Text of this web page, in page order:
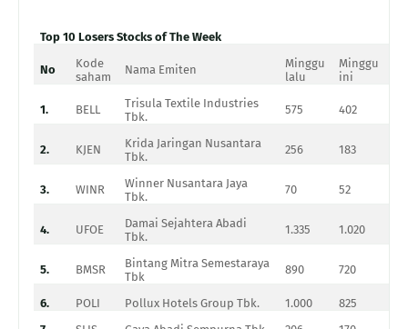
Top 10 Losers Stocks of The Week
No
Kode
saham
Nama Emiten
Minggu
lalu
Minggu
ini
1. BELL
Trisula Textile Industries
Tbk.
575 402
2. KJEN
Krida Jaringan Nusantara
Tbk.
256 183
3. WINR
Winner Nusantara Jaya
Tbk.
70 52
4. UFOE
Damai Sejahtera Abadi
Tbk.
1.335 1.020
5. BMSR
Bintang Mitra Semestaraya
Tbk
890 720
6. POLI Pollux Hotels Group Tbk. 1.000 825